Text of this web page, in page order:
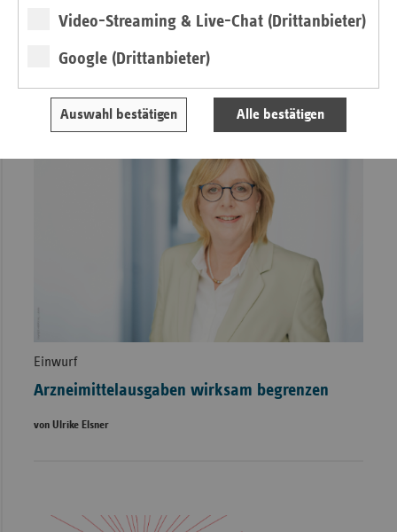
Video-Streaming & Live-Chat (Drittanbieter)
Google (Drittanbieter)
Auswahl bestätigen Alle bestätigen
Einwurf
Arzneimittelausgaben wirksam begrenzen
von Ulrike Elsner